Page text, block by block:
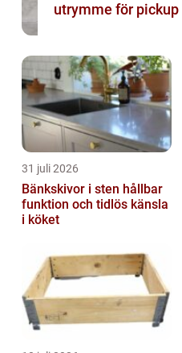
utrymme för pickup
31 juli 2026
Bänkskivor i sten hållbar
funktion och tidlös känsla
i köket